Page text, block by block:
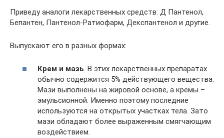
Приведу аналоги лекарственных средств: Д Пантенол,
Бепантен, Пантенол-Ратиофарм, Декспантенол и другие.
Выпускают его в разных формах:
Крем и мазь. В этих лекарственных препаратах
обычно содержится 5% действующего вещества.
Мази выполнены на жировой основе, а кремы –
эмульсионной. Именно поэтому последние
используются на открытых участках тела. Зато
мази обладают более выраженным смягчающим
воздействием.